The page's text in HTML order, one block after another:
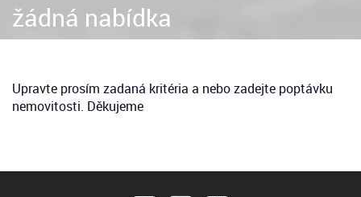
žádná nabídka
Upravte prosím zadaná kritéria a nebo zadejte poptávku
nemovitosti. Děkujeme